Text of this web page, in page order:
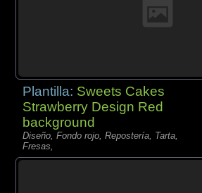
Plantilla: Sweets Cakes
Strawberry Design Red
background
Diseño, Fondo rojo, Repostería, Tarta,
Fresas,